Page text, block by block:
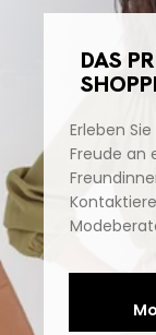
DAS
Erleben
Freude an